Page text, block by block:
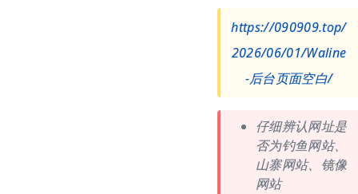
https://090909.top/
2026/06/01/Waline
-后台页面空白/
仔细辨认网址是
否为钓鱼网站、
山寨网站、镜像
网站